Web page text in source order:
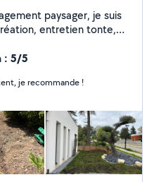
entretien tonte,
l'arrosage automatique
: 5/5
je recommande !